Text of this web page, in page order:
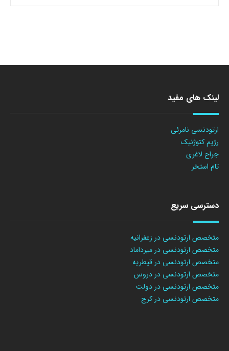
لینک های مفید
ارتودنسی نامرئی
رژیم کتوژنیک
جراح لاغری
تام استخر
دسترسی سریع
متخصص ارتودنسی در زعفرانیه
متخصص ارتودنسی در میرداماد
متخصص ارتودنسی در قیطریه
متخصص ارتودنسی در دروس
متخصص ارتودنسی در دولت
متخصص ارتودنسی در کرج